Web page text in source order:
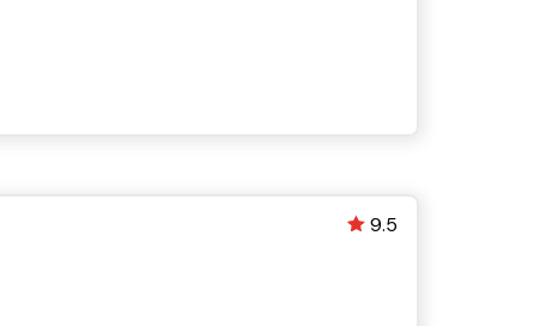
9.5